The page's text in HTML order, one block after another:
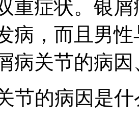
重症状。银
病，而且男
病关节的病
节的病因是